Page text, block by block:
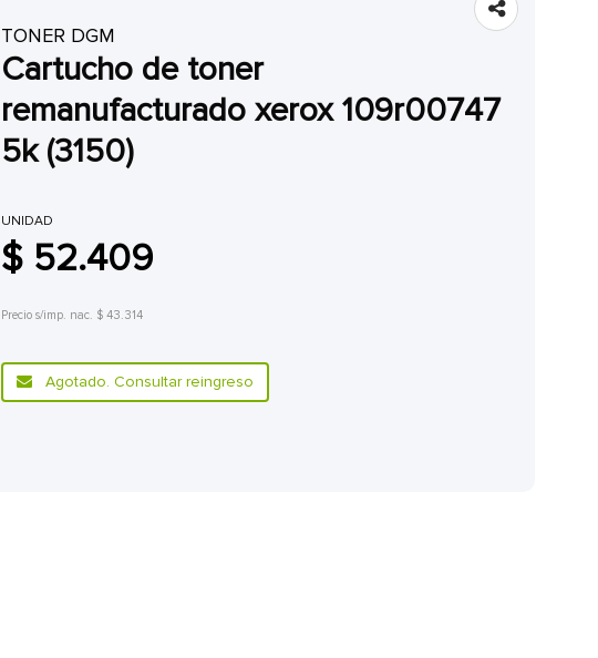
TONER DGM
cartucho de toner
remanufacturado xerox 109r00747
5k (3150)
UNIDAD
$ 52.409
Precio s/imp. nac. $ 43.314
Agotado. Consultar reingreso